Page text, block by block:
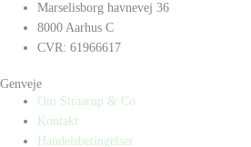
Marselisborg havnevej 36
8000 Aarhus C
CVR: 61966617
Genveje
Om Straarup & Co
Kontakt
Handelsbetingelser